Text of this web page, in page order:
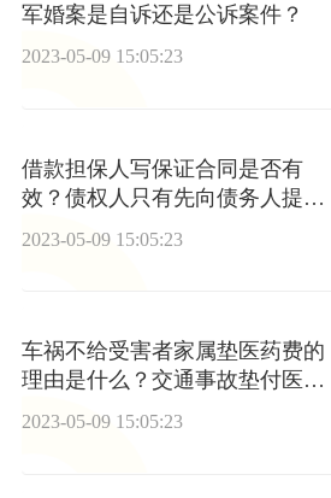
军婚案是自诉还是公诉案件？
2023-05-09 15:05:23
借款担保人写保证合同是否有
效？债权人只有先向债务人提起
2023-05-09 15:05:23
车祸不给受害者家属垫医药费的
理由是什么？交通事故垫付医药
费怎么要回？
2023-05-09 15:05:23